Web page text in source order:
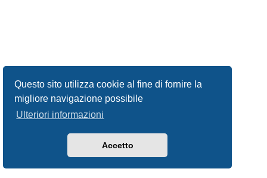
Questo sito utilizza cookie al fine di fornire la
migliore navigazione possibile
Ulteriori informazioni
Accetto